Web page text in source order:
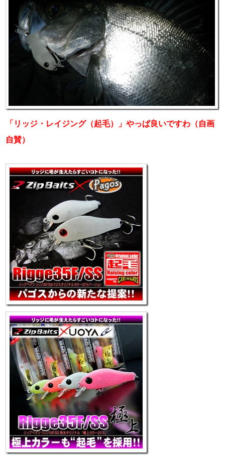
「リッジ・レイジング（起毛）」やっぱ良いですわ（自画
自賛）